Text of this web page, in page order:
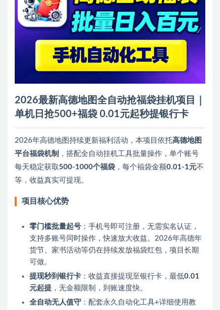
2026最新高德地图全自动抢福袋挂机项目｜
单机日抢500+福袋 0.01元起秒提银行卡
2026年高德地图持续更新福利活动，本项目依托‌高德地图
平台福袋机制 ‌，搭配全自动挂机工具批量操作，单个账号
每天稳定获取‌500-1000个福袋 ‌，每个福袋金额‌0.01-1元‌不
等，收益真实可提现。
项目核心优势
零门槛批量起号 ‌：手机号即可注册，无需实名认证，
支持多账号同时操作，快速放大收益。2026年高德年
货节、家书活动等仍在持续发放福袋红包，项目长期
可做。
提现秒到银行卡 ‌：收益直接提现至银行卡，最低‌0.01
元起提 ‌，无金额限制，到账速度快。
全自动无人值守 ‌：配套永久自动化工具+详细使用教